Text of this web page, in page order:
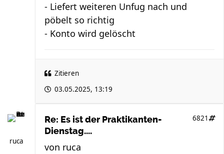
- Liefert weiteren Unfug nach und
pöbelt so richtig
- Konto wird gelöscht
Zitieren
03.05.2025, 13:19
ruca
Re: Es ist der Praktikanten-
Dienstag....
6821
von ruca